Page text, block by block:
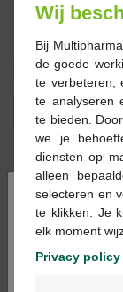
€ 10,99 €
Op
-
Max. aantal = 12
Wij
Bij
de goede
te verbeteren,
te analyseren
te bieden.
we je
diensten op
alleen
selecteren en
te klikken. Je
elk moment
Privacy policy